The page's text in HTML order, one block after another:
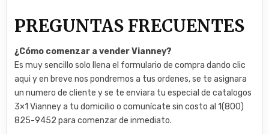
PREGUNTAS FRECUENTES
¿Cómo comenzar a vender Vianney?
Es muy sencillo solo llena el formulario de compra dando clic
aqui y en breve nos pondremos a tus ordenes, se te asignara
un numero de cliente y se te enviara tu especial de catalogos
3×1 Vianney a tu domicilio o comunícate sin costo al 1(800)
825-9452 para comenzar de inmediato.